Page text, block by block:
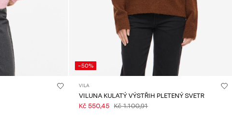
-50%
VILA
VILUNA KULATÝ VÝSTŘIH PLETENÝ SVETR
Kč 550,45 Kč 1.100,91